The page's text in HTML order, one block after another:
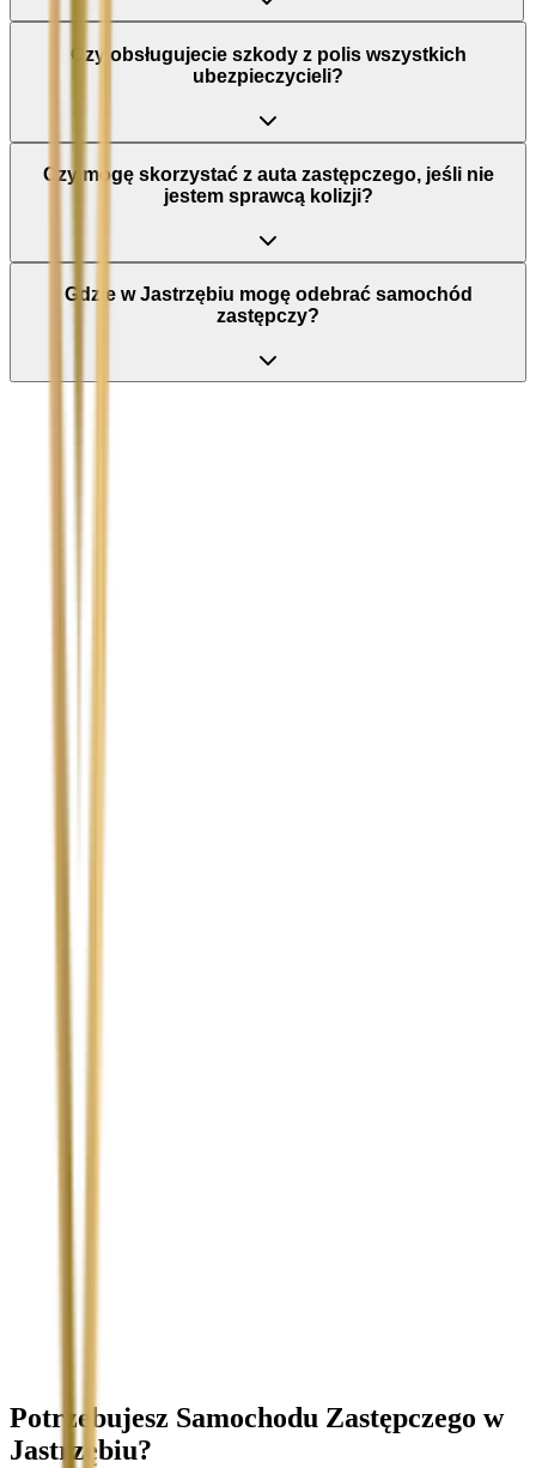
Czy obsługujecie szkody z polis wszystkich
ubezpieczycieli?
Czy mogę skorzystać z auta zastępczego, jeśli nie
jestem sprawcą kolizji?
Gdzie w Jastrzębiu mogę odebrać samochód
zastępczy?
Potrzebujesz Samochodu Zastępczego w
Jastrzębiu?